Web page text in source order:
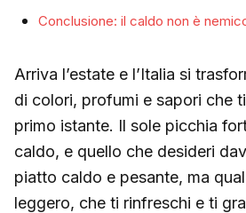
Conclusione: il caldo non è
Arriva l’estate e l’Italia si
di colori, profumi e sapori che
primo istante. Il sole picchia
caldo, e quello che desideri
piatto caldo e pesante, ma
leggero, che ti rinfreschi e ti